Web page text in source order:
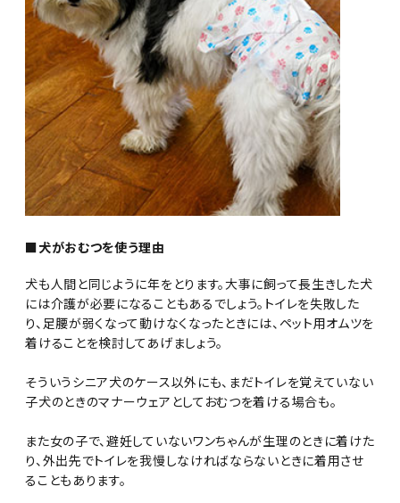
■犬がおむつを使う理由
犬も人間と同じように年をとります。大事に飼って長生きした犬
には介護が必要になることもあるでしょう。トイレを失敗した
り、足腰が弱くなって動けなくなったときには、ペット用オムツを
着けることを検討してあげましょう。
そういうシニア犬のケース以外にも、まだトイレを覚えていない
子犬のときのマナーウェアとしておむつを着ける場合も。
また女の子で、避妊していないワンちゃんが生理のときに着けた
り、外出先でトイレを我慢しなければならないときに着用させ
ることもあります。